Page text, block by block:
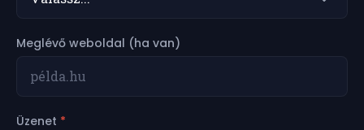
Meglévő weboldal (ha van)
Üzenet *